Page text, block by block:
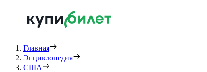
Главная
Энциклопедия
США